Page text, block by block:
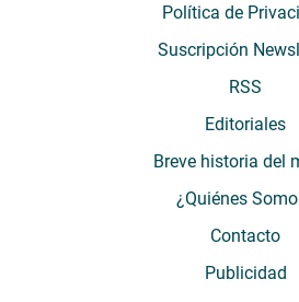
Política de
Suscripción
RSS
Editoriales
Breve historia del
¿Quiénes
Contacto
Publicidad